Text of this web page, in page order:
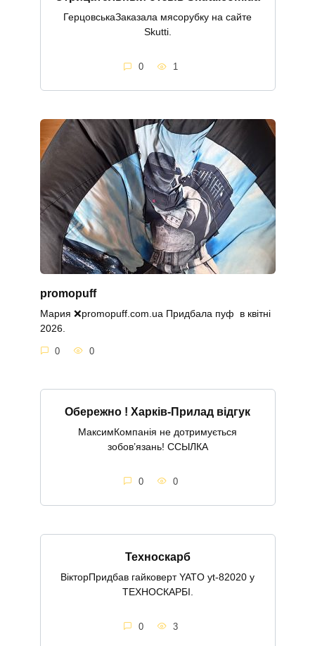
ГерцовськаЗаказала мясорубку на сайте
Skutti.
0 1
promopuff
Мария ❌promopuff.com.uа Придбала пуф в квітні
2026.
0 0
Обережно ! Харків-Прилад відгук
МаксимКомпанія не дотримується
зобов’язань! ССЫЛКА
0 0
Техноскарб
ВікторПридбав гайковерт YATO yt-82020 у
ТЕХНОСКАРБІ.
0 3